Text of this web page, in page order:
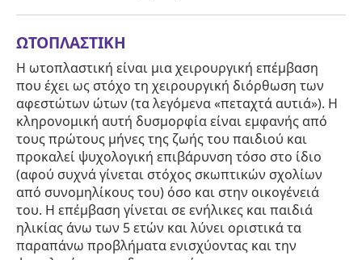
ΩΤΟΠΛΑΣΤΙΚΗ
Η ωτοπλαστική είναι μια χειρουργική επέμβαση
που έχει ως στόχο τη χειρουργική διόρθωση των
αφεστώτων ώτων (τα λεγόμενα «πεταχτά αυτιά»). Η
κληρονομική αυτή δυσμορφία είναι εμφανής από
τους πρώτους μήνες της ζωής του παιδιού και
προκαλεί ψυχολογική επιβάρυνση τόσο στο ίδιο
(αφού συχνά γίνεται στόχος σκωπτικών σχολίων
από συνομηλίκους του) όσο και στην οικογένειά
του. Η επέμβαση γίνεται σε ενήλικες και παιδιά
ηλικίας άνω των 5 ετών και λύνει οριστικά τα
παραπάνω προβλήματα ενισχύοντας και την